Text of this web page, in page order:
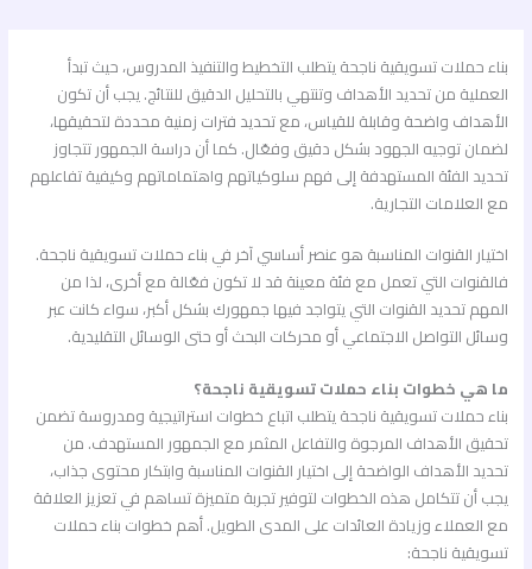
بناء حملات تسويقية ناجحة يتطلب التخطيط والتنفيذ المدروس، حيث تبدأ
العملية من تحديد الأهداف وتنتهي بالتحليل الدقيق للنتائج. يجب أن تكون
الأهداف واضحة وقابلة للقياس، مع تحديد فترات زمنية محددة لتحقيقها،
لضمان توجيه الجهود بشكل دقيق وفعّال. كما أن دراسة الجمهور تتجاوز
تحديد الفئة المستهدفة إلى فهم سلوكياتهم واهتماماتهم وكيفية تفاعلهم
مع العلامات التجارية.
اختيار القنوات المناسبة هو عنصر أساسي آخر في بناء حملات تسويقية ناجحة.
فالقنوات التي تعمل مع فئة معينة قد لا تكون فعّالة مع أخرى، لذا من
المهم تحديد القنوات التي يتواجد فيها جمهورك بشكل أكبر، سواء كانت عبر
وسائل التواصل الاجتماعي أو محركات البحث أو حتى الوسائل التقليدية.
ما هي خطوات بناء حملات تسويقية ناجحة؟
بناء حملات تسويقية ناجحة يتطلب اتباع خطوات استراتيجية ومدروسة تضمن
تحقيق الأهداف المرجوة والتفاعل المثمر مع الجمهور المستهدف. من
تحديد الأهداف الواضحة إلى اختيار القنوات المناسبة وابتكار محتوى جذاب،
يجب أن تتكامل هذه الخطوات لتوفير تجربة متميزة تساهم في تعزيز العلاقة
مع العملاء وزيادة العائدات على المدى الطويل. أهم خطوات بناء حملات
تسويقية ناجحة: